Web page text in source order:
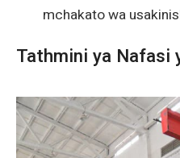
mchakato wa
Tathmini ya Nafasi